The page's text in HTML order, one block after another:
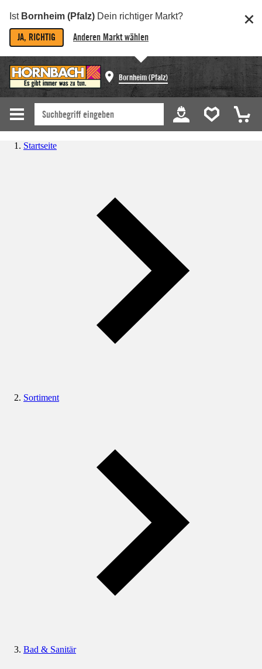
Ist Bornheim (Pfalz) Dein richtiger Markt?
JA, RICHTIG Anderen Markt wählen
Bornheim (Pfalz)
Startseite
Sortiment
Bad & Sanitär